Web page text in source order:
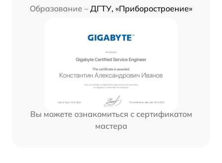
Образование – ДГТУ, «Приборостроение»
Вы можете ознакомиться с сертификатом
мастера